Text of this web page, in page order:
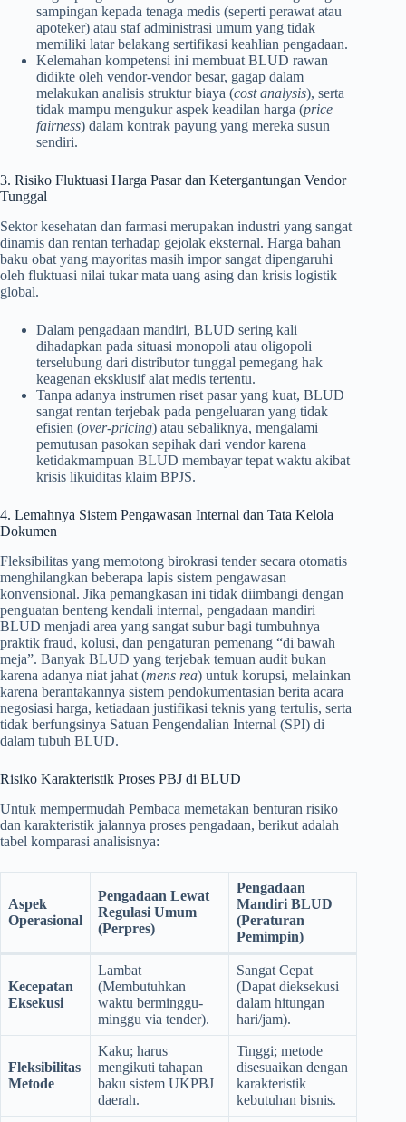
sampingan kepada tenaga medis (seperti perawat atau
apoteker) atau staf administrasi umum yang tidak
memiliki latar belakang sertifikasi keahlian pengadaan.
Kelemahan kompetensi ini membuat BLUD rawan
didikte oleh vendor-vendor besar, gagap dalam
melakukan analisis struktur biaya (cost analysis), serta
tidak mampu mengukur aspek keadilan harga (price
fairness) dalam kontrak payung yang mereka susun
sendiri.
3. Risiko Fluktuasi Harga Pasar dan Ketergantungan Vendor
Tunggal
Sektor kesehatan dan farmasi merupakan industri yang sangat
dinamis dan rentan terhadap gejolak eksternal. Harga bahan
baku obat yang mayoritas masih impor sangat dipengaruhi
oleh fluktuasi nilai tukar mata uang asing dan krisis logistik
global.
Dalam pengadaan mandiri, BLUD sering kali
dihadapkan pada situasi monopoli atau oligopoli
terselubung dari distributor tunggal pemegang hak
keagenan eksklusif alat medis tertentu.
Tanpa adanya instrumen riset pasar yang kuat, BLUD
sangat rentan terjebak pada pengeluaran yang tidak
efisien (over-pricing) atau sebaliknya, mengalami
pemutusan pasokan sepihak dari vendor karena
ketidakmampuan BLUD membayar tepat waktu akibat
krisis likuiditas klaim BPJS.
4. Lemahnya Sistem Pengawasan Internal dan Tata Kelola
Dokumen
Fleksibilitas yang memotong birokrasi tender secara otomatis
menghilangkan beberapa lapis sistem pengawasan
konvensional. Jika pemangkasan ini tidak diimbangi dengan
penguatan benteng kendali internal, pengadaan mandiri
BLUD menjadi area yang sangat subur bagi tumbuhnya
praktik fraud, kolusi, dan pengaturan pemenang “di bawah
meja”. Banyak BLUD yang terjebak temuan audit bukan
karena adanya niat jahat (mens rea) untuk korupsi, melainkan
karena berantakannya sistem pendokumentasian berita acara
negosiasi harga, ketiadaan justifikasi teknis yang tertulis, serta
tidak berfungsinya Satuan Pengendalian Internal (SPI) di
dalam tubuh BLUD.
Risiko Karakteristik Proses PBJ di BLUD
Untuk mempermudah Pembaca memetakan benturan risiko
dan karakteristik jalannya proses pengadaan, berikut adalah
tabel komparasi analisisnya:
Aspek
Operasional
Pengadaan Lewat
Regulasi Umum
(Perpres)
Pengadaan
Mandiri BLUD
(Peraturan
Pemimpin)
Kecepatan
Eksekusi
Lambat
(Membutuhkan
waktu berminggu-
minggu via tender).
Sangat Cepat
(Dapat dieksekusi
dalam hitungan
hari/jam).
Fleksibilitas
Metode
Kaku; harus
mengikuti tahapan
baku sistem UKPBJ
daerah.
Tinggi; metode
disesuaikan dengan
karakteristik
kebutuhan bisnis.